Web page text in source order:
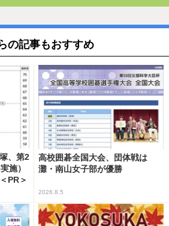
の記事もおすすめ
、第2
施）
PR＞
高校囲碁全国大会、団体戦は
灘・南山女子部が優勝
2026.8.5